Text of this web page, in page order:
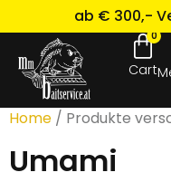
ab € 300,-
0
Home / Produkte
Umami